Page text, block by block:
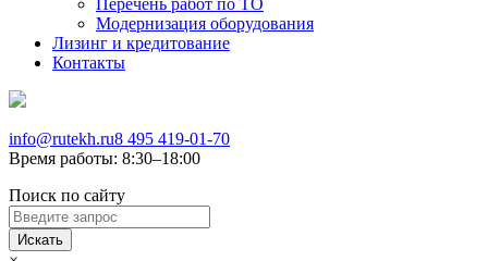
Модернизация оборудования
Лизинг и кредитование
Контакты
info@rutekh.ru8 495 419-01-70
Время работы: 8:30–18:00
Поиск по сайту
Искать